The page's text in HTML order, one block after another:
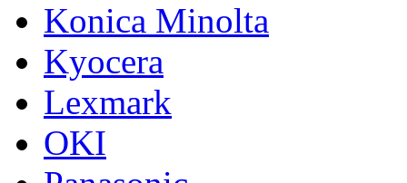
Konica Minolta
Kyocera
Lexmark
OKI